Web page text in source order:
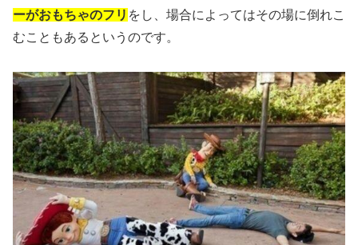
ーがおもちゃのフリ をし、場合によってはその場に倒れこ
むこともあるというのです。